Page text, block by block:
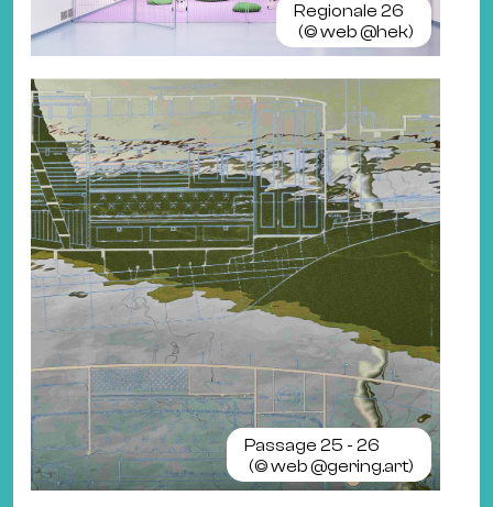
Regionale 26
(©web @hek)
Passage 25 - 26
(©web @gering.art)